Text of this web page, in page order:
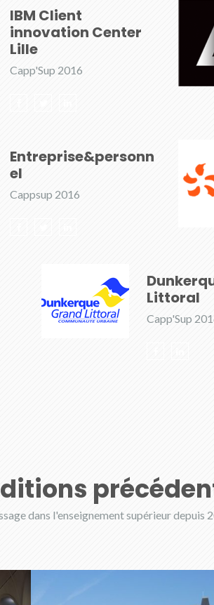
IBM Client
innovation Center
Lille
Capp'Sup 2016
Entreprise&personn
el
Cappsup 2016
Littoral
Capp'Sup
dans l'enseignement supérieur depuis